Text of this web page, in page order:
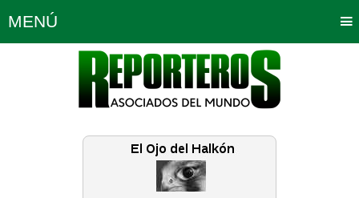
MENÚ
Política Opinión Bogotá
Planeta Tierra Deportes
Educación Neira